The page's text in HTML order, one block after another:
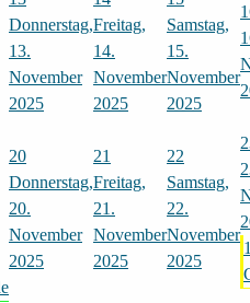
Donnerstag,
13.
November
2025
Freitag,
14.
November
2025
Samstag,
15.
November
2025
20
Donnerstag,
20.
November
2025
21
Freitag,
21.
November
2025
22
Samstag,
22.
November
2025